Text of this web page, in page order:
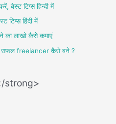
बेस्ट टिप्स हिन्दी में
हिंदी में
का लाखो कैसे कमाएं
freelancer कैसे बने ?
strong>